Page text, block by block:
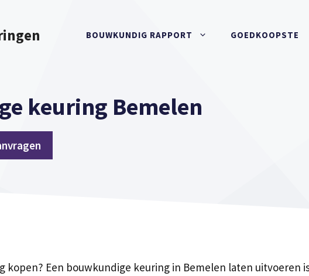
BOUWKUNDIG RAPPORT GOEDKOOPSTE
keuring Bemelen
kopen? Een bouwkundige keuring in Bemelen laten uitvoeren